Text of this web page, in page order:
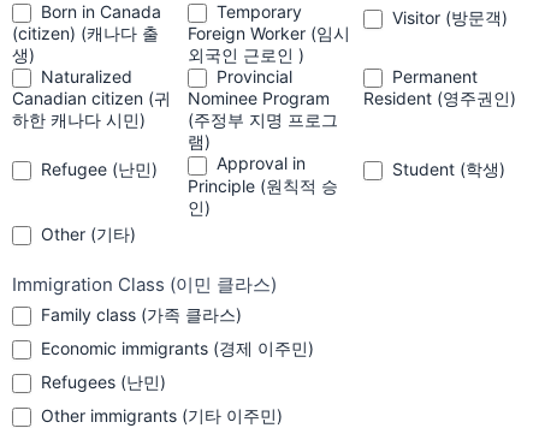
Born in Canada
(citizen) (캐나다 출
생)
Temporary
Foreign Worker (임시
외국인 근로인 )
Visitor (방문객)
Naturalized
Canadian citizen (귀
하한 캐나다 시민)
Provincial
Nominee Program
(주정부 지명 프로그
램)
Permanent
Resident (영주권인)
Refugee (난민)
Approval in
Principle (원칙적 승
인)
Student (학생)
Other (기타)
Immigration Class (이민 클라스)
Family class (가족 클라스)
Economic immigrants (경제 이주민)
Refugees (난민)
Other immigrants (기타 이주민)